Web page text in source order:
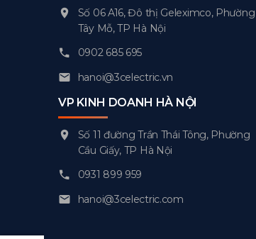
Số 06 A16, Đô thị Geleximco, Phường
Tây Mỗ, TP Hà Nội
0902 685 695
hanoi@3celectric.vn
VP KINH DOANH HÀ NỘI
Số 11 đường Trần Thái Tông, Phường
Cầu Giấy, TP Hà Nội
0931 899 959
hanoi@3celectric.com